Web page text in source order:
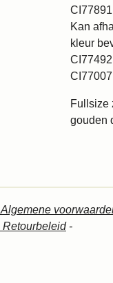
CI77891
Kan
kleur
CI77007
Fullsize
gouden
Algemene
Retourbeleid-